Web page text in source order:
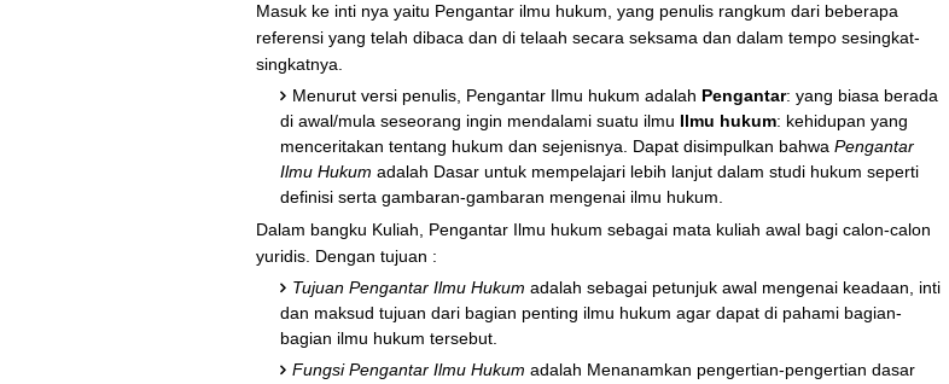
Masuk ke inti nya yaitu Pengantar ilmu hukum, yang penulis rangkum dari beberapa
referensi yang telah dibaca dan di telaah secara seksama dan dalam tempo sesingkat-
singkatnya.
Menurut versi penulis, Pengantar Ilmu hukum adalah Pengantar: yang biasa berada
di awal/mula seseorang ingin mendalami suatu ilmu Ilmu hukum: kehidupan yang
menceritakan tentang hukum dan sejenisnya. Dapat disimpulkan bahwa Pengantar
Ilmu Hukum adalah Dasar untuk mempelajari lebih lanjut dalam studi hukum seperti
definisi serta gambaran-gambaran mengenai ilmu hukum.
Dalam bangku Kuliah, Pengantar Ilmu hukum sebagai mata kuliah awal bagi calon-calon
yuridis. Dengan tujuan :
Tujuan Pengantar Ilmu Hukum adalah sebagai petunjuk awal mengenai keadaan, inti
dan maksud tujuan dari bagian penting ilmu hukum agar dapat di pahami bagian-
bagian ilmu hukum tersebut.
Fungsi Pengantar Ilmu Hukum adalah Menanamkan pengertian-pengertian dasar